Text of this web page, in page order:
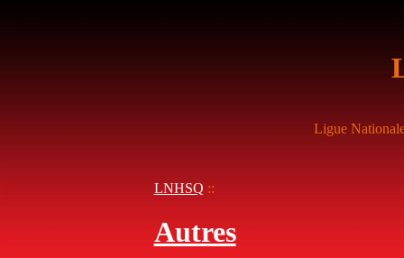
Ligue
LNHSQ ::
Autres